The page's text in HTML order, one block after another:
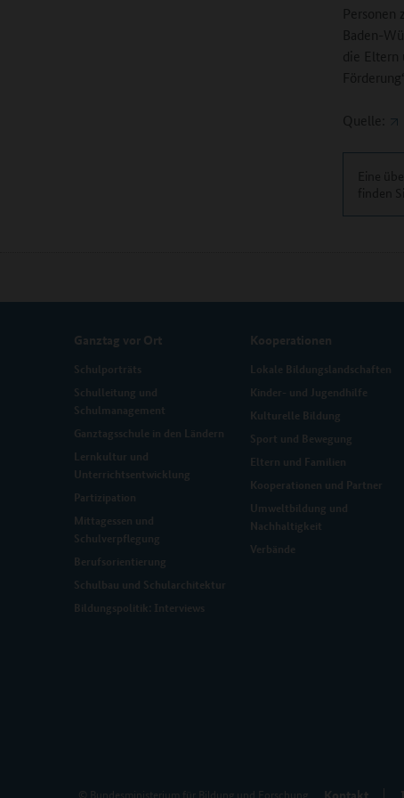
Personen
Baden-
die Eltern
Quelle:
Ganztag vor Ort
Schulporträts
Schulleitung und
Schulmanagement
Ganztagsschule in den Ländern
Lernkultur und
Unterrichtsentwicklung
Partizipation
Mittagessen und
Schulverpflegung
Berufsorientierung
Schulbau und Schularchitektur
Bildungspolitik: Interviews
Kooperationen
Lokale Bildungslandschaften
Kinder- und Jugendhilfe
Kulturelle Bildung
Sport und Bewegung
Eltern und Familien
Kooperationen und Partner
Umweltbildung und
Nachhaltigkeit
Verbände
© Bundesministerium für Bildung und Forschung Kontakt